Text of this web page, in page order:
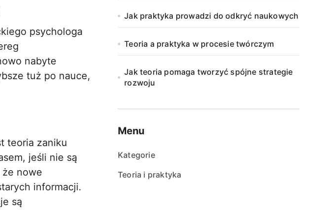
psychologa
nabyte
tuż po nauce,
teoria zaniku
jeśli nie są
że nowe
informacji.
są
Jak praktyka prowadzi do odkryć naukowych
Teoria a praktyka w procesie twórczym
Jak teoria pomaga tworzyć spójne strategie
rozwoju
Menu
Kategorie
Teoria i praktyka